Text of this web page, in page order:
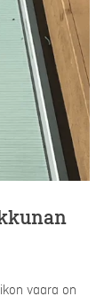
vaara on